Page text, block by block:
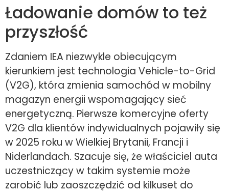
Ładowanie domów to też
przyszłość
Zdaniem IEA niezwykle obiecującym
kierunkiem jest technologia Vehicle-to-Grid
(V2G), która zmienia samochód w mobilny
magazyn energii wspomagający sieć
energetyczną. Pierwsze komercyjne oferty
V2G dla klientów indywidualnych pojawiły się
w 2025 roku w Wielkiej Brytanii, Francji i
Niderlandach. Szacuje się, że właściciel auta
uczestniczący w takim systemie może
zarobić lub zaoszczędzić od kilkuset do